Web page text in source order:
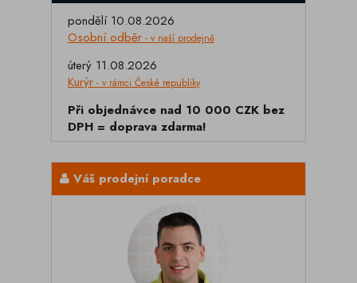
pondělí 10.08.2026
Osobní odběr - v naší prodejně
úterý 11.08.2026
Kurýr - v rámci České republiky
Při objednávce nad 10 000 CZK bez
DPH = doprava zdarma!
Váš prodejní poradce